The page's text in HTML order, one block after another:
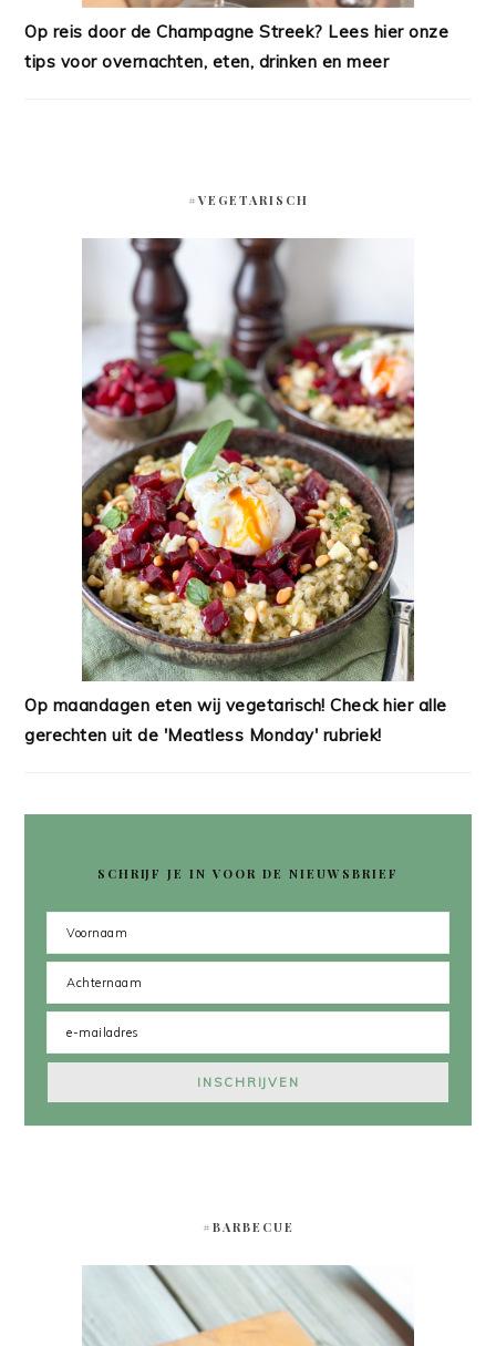
Op reis door de Champagne Streek? Lees hier onze
tips voor overnachten, eten, drinken en meer
#VEGETARISCH
Op maandagen eten wij vegetarisch! Check hier alle
gerechten uit de 'Meatless Monday' rubriek!
SCHRIJF JE IN VOOR DE NIEUWSBRIEF
#BARBECUE